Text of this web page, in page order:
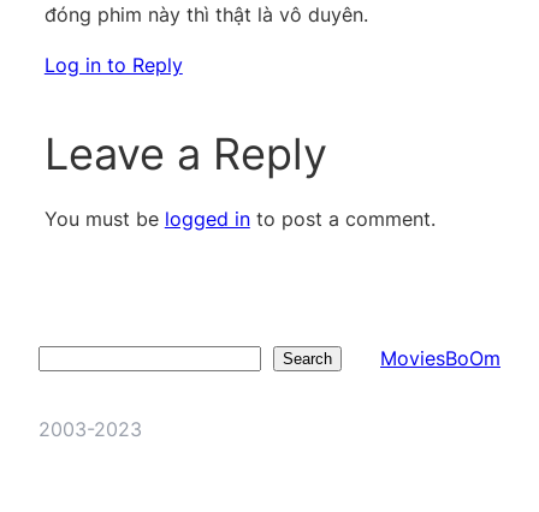
đóng phim này thì thật là vô duyên.
Log in to Reply
Leave a Reply
You must be logged into post a comment.
Search MoviesBoOm
2003-2023